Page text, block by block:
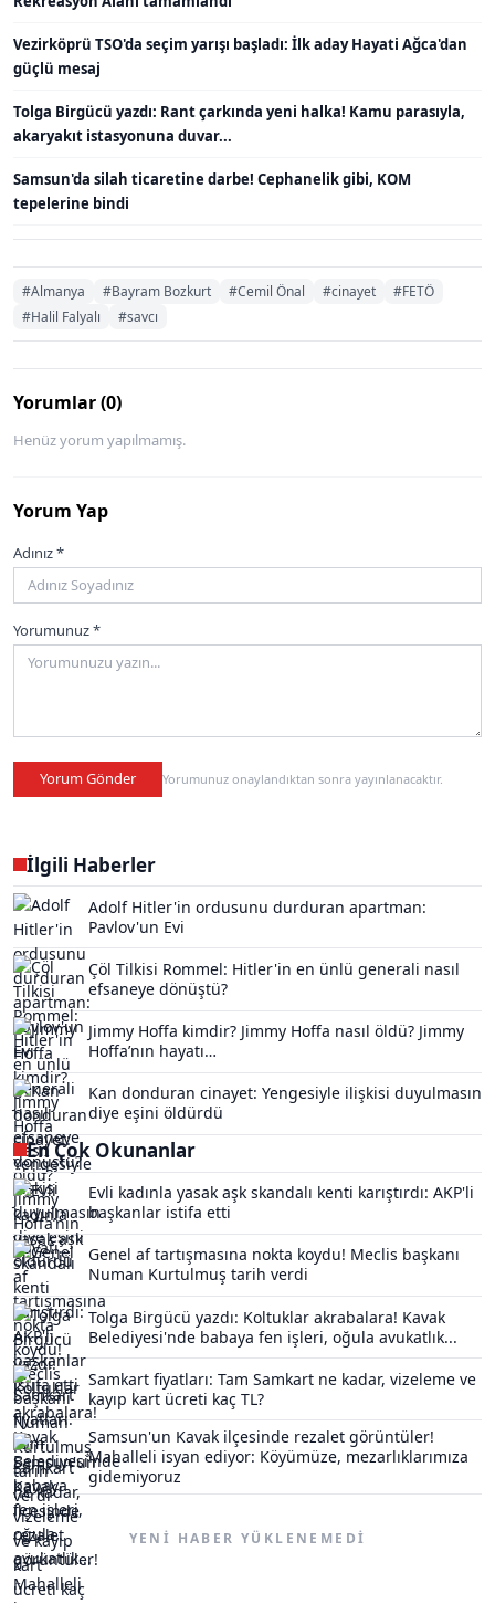
Vezirköprü TSO'da seçim yarışı başladı: İlk aday Hayati Ağca'dan
güçlü mesaj
Tolga Birgücü yazdı: Rant çarkında yeni halka! Kamu parasıyla,
akaryakıt istasyonuna duvar...
Samsun'da silah ticaretine darbe! Cephanelik gibi, KOM
tepelerine bindi
#Almanya #Bayram Bozkurt #Cemil Önal #cinayet
#FETÖ
#Halil Falyalı
#savcı
Yorumlar (0)
Henüz yorum yapılmamış.
Yorum Yap
Adınız *
Yorumunuz *
Yorum Gönder Yorumunuz onaylandıktan sonra yayınlanacaktır.
İlgili Haberler
Adolf Hitler'in ordusunu durduran apartman:
Pavlov'un Evi
Çöl Tilkisi Rommel: Hitler'in en ünlü generali nasıl
efsaneye dönüştü?
Jimmy Hoffa kimdir? Jimmy Hoffa nasıl öldü? Jimmy
Hoffa’nın hayatı…
Kan donduran cinayet: Yengesiyle ilişkisi duyulmasın
diye eşini öldürdü
En Çok Okunanlar
Evli kadınla yasak aşk skandalı kenti karıştırdı: AKP'li
başkanlar istifa etti
Genel af tartışmasına nokta koydu! Meclis başkanı
Numan Kurtulmuş tarih verdi
Tolga Birgücü yazdı: Koltuklar akrabalara! Kavak
Belediyesi'nde babaya fen işleri, oğula avukatlık...
Samkart fiyatları: Tam Samkart ne kadar, vizeleme ve
kayıp kart ücreti kaç TL?
Samsun'un Kavak ilçesinde rezalet görüntüler!
Mahalleli isyan ediyor: Köyümüze, mezarlıklarımıza
gidemiyoruz
YENI HABER YÜKLENEMEDI